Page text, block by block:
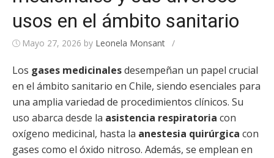
usos en el ámbito sanitario
Mayo 27, 2026 by Leonela Monsant /
Los gases medicinalesdesempeñan un papel crucial
en el ámbito sanitario en Chile, siendo esenciales para
una amplia variedad de procedimientos clínicos. Su
uso abarca desde la asistencia respiratoria con
oxígeno medicinal, hasta la anestesia quirúrgica con
gases como el óxido nitroso. Además, se emplean en